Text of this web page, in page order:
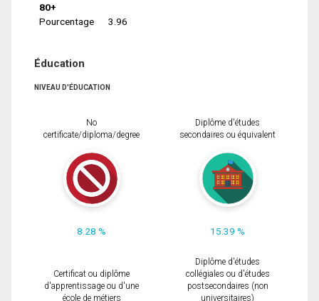
80+
Pourcentage
3.96
Éducation
NIVEAU D'ÉDUCATION
No
certificate/diploma/degree
8.28 %
Diplôme d'études
secondaires ou équivalent
15.39 %
Certificat ou diplôme
d'apprentissage ou d'une
école de métiers
Diplôme d'études
collégiales ou d'études
postsecondaires (non
universitaires)